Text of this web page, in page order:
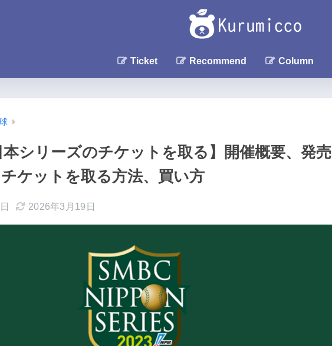
Ticket Recommend Column
本シリーズのチケットを取る】開催概要、発売
チケットを取る方法、買い方
2026年3月19日